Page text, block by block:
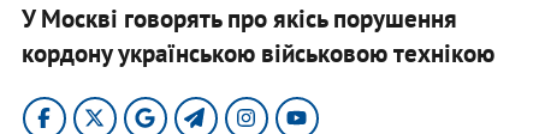
У Москві говорять про якісь порушення
кордону українською військовою технікою